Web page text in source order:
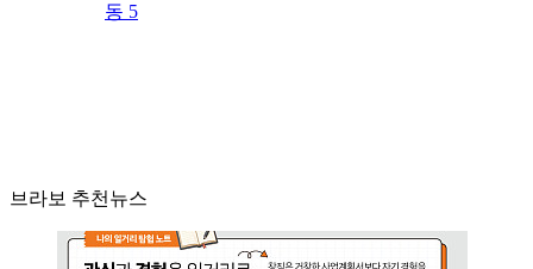
동 5
브라보 추천뉴스